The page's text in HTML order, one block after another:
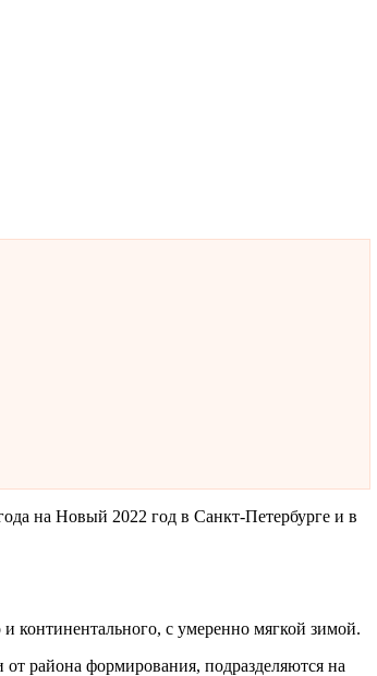
на Новый 2022 год в Санкт-Петербурге и в
континентального, с умеренно мягкой зимой.
района формирования, подразделяются на